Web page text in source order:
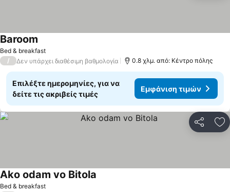
Bed & breakfast
Baroom
/ Δεν υπάρχει διαθέσιμη βαθμολογία 0.8 χλμ. από: Κέντρο πόλης
Επιλέξτε ημερομηνίες, για να
δείτε τις ακριβείς τιμές
Εμφάνιση τιμών
Bed & breakfast
Ako odam vo Bitola